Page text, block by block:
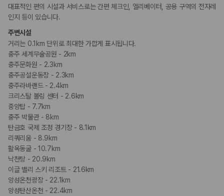
대표적인 편의 시설과 서비스로는 간편 체크인, 엘리베이터, 공용 구역의 전자레
인지 등이 있습니다.
주변시설
거리는 0.1km 단위로 최대한 가깝게 표시됩니다.
충주 세계무술공원 - 2km
충주문화원 - 2.3km
충주공설운동장 - 2.3km
충주라바랜드 - 2.4km
크리스탈 볼링 센터 - 2.6km
중앙탑 - 7.7km
충주 박물관 - 8km
탄금호 국제 조정 경기장 - 8.1km
리쿼리움 - 8.9km
활옥동굴 - 10.7km
낙천탕 - 20.9km
이글 밸리 스키 리조트 - 21.6km
앙성온천광장 - 22.1km
앙성탄산온천 - 22.4km